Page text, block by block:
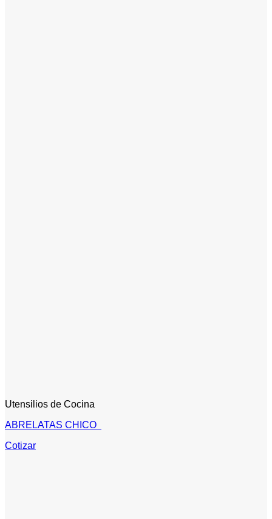
Utensilios de Cocina
ABRELATAS CHICO
Cotizar